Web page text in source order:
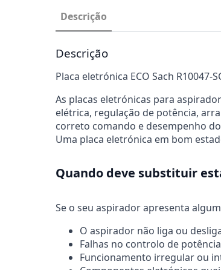
Descrição
Descrição
Placa eletrónica ECO Sach R10047-
As placas eletrónicas para
elétrica, regulação de potência,
correto comando e desempenho
Uma placa eletrónica em bom
Quando deve substituir
Se o seu aspirador apresenta
O aspirador não liga ou
Falhas no controlo de
Funcionamento irregular ou